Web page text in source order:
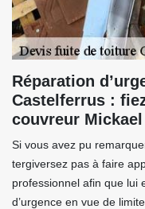
Réparation
Castelferrus :
couvreur
Si vous avez pu
tergiversez pas à faire
professionnel afin que lui
d’urgence en vue de